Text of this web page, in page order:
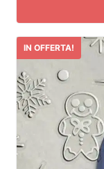
IN OFFERTA!